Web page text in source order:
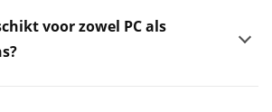
voor zowel PC als